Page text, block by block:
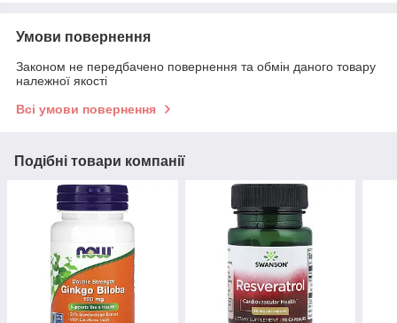
Умови повернення
Законом не передбачено повернення та обмін даного товару
належної якості
Всі умови повернення
Подібні товари компанії